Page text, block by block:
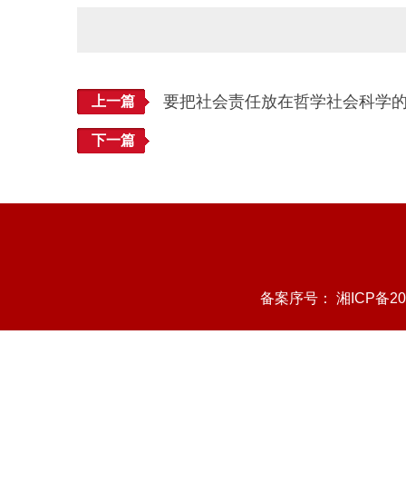
上一篇 要把社会责任放在哲学社会科学
下一篇
备案序号： 湘ICP备